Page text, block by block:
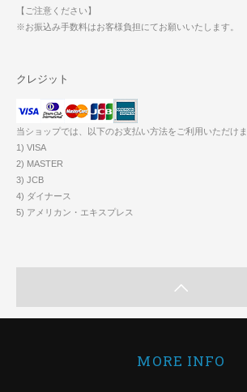
【ご注意ください】
※お振込み手数料はお客様負担にてお願いいたします。
クレジット
当ショップでは、以下のお支払い方法をご利用いただけま
1) VISA
2) MASTER
3) JCB
4) ダイナース
5) アメリカン・エキスプレス
MORE INFO